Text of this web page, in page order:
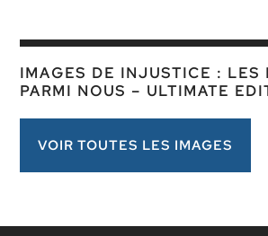
IMAGES DE INJUSTICE : LES
PARMI NOUS – ULTIMATE
VOIR TOUTES LES IMAGES